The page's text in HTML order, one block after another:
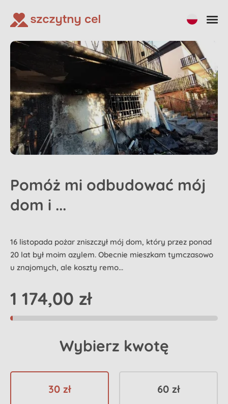
Pomóż mi odbudować mój
dom i ...
16 listopada pożar zniszczył mój dom, który przez ponad
20 lat był moim azylem. Obecnie mieszkam tymczasowo
u znajomych, ale koszty remo...
1 174,00 zł
Wybierz kwotę
30 zł 60 zł